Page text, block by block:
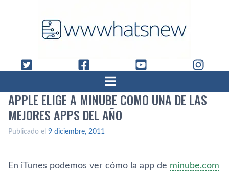
APPLE ELIGE A MINUBE COMO UNA DE LAS
MEJORES APPS DEL AÑO
Publicado el 9 diciembre, 2011
En iTunes podemos ver cómo la app de minube.com